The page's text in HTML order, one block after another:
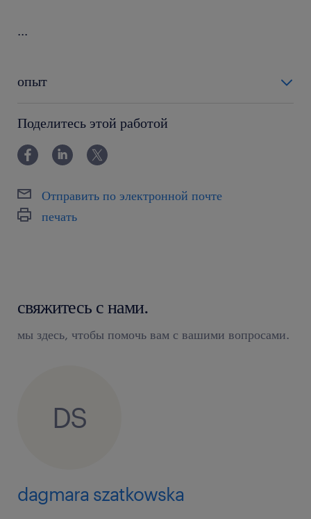
...
опыт
Поделитесь этой работой
Отправить по электронной почте
печать
свяжитесь с нами.
мы здесь, чтобы помочь вам с вашими вопросами.
DS
dagmara szatkowska